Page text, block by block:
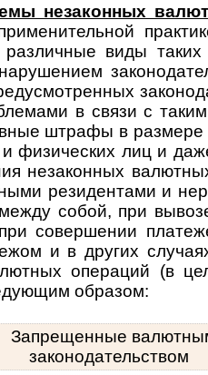
незаконных
раз­лич­ные виды
в связи с
штрафы в
физи­ческих лиц и
неза­кон­ных
рези­ден­тами и
собой, при
совер­шении
и в дру­гих
опера­ций (в
образом:
Запрещенные
законодательством